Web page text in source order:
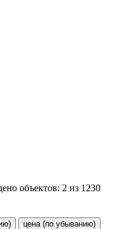
объектов: 2 из 1230
цена (по убыванию)